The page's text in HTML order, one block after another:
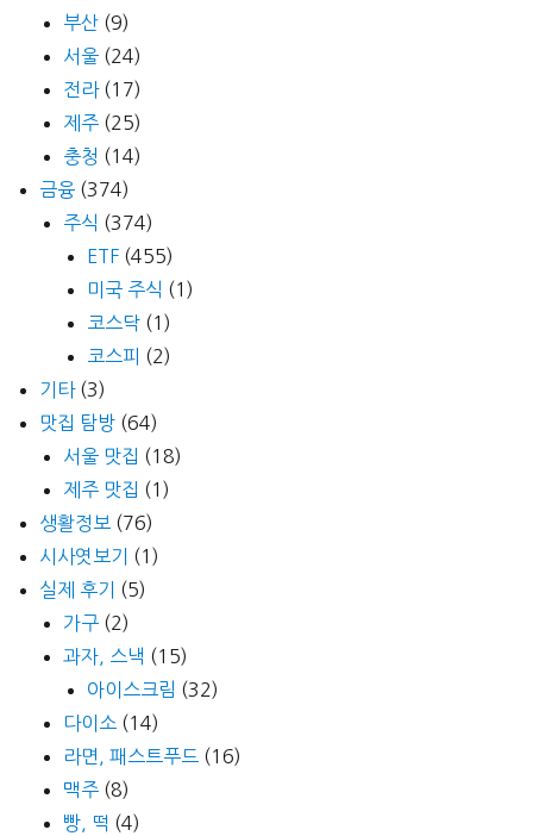
부산 (9)
서울 (24)
전라(17)
제주 (25)
충청 (14)
금융 (374)
주식 (374)
ETF (455)
미국 주식 (1)
코스닥 (1)
코스피 (2)
기타(3)
맛집 탐방 (64)
서울 맛집 (18)
제주 맛집 (1)
생활정보 (76)
시사엿보기
(1)
실제 후기
(5)
가구 (2)
과자, 스낵 (15)
아이스크림 (32)
다이소 (14)
라면, 패스트푸드 (16)
맥주 (8)
빵, 떡 (4)